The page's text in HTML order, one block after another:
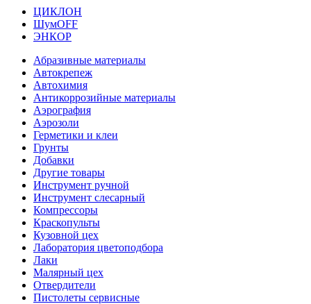
ЦИКЛОН
ШумOFF
ЭНКОР
Абразивные материалы
Автокрепеж
Автохимия
Антикоррозийные материалы
Аэрография
Аэрозоли
Герметики и клеи
Грунты
Добавки
Другие товары
Инструмент ручной
Инструмент слесарный
Компрессоры
Краскопульты
Кузовной цех
Лаборатория цветоподбора
Лаки
Малярный цех
Отвердители
Пистолеты сервисные